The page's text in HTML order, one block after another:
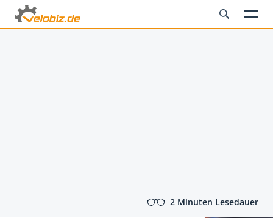
2 Minuten Lesedauer